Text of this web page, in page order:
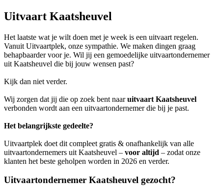
Uitvaart Kaatsheuvel
Het laatste wat je wilt doen met je week is een uitvaart regelen.
Vanuit Uitvaartplek, onze sympathie. We maken dingen graag
behapbaarder voor je. Wil jij een gemoedelijke uitvaartondernemer
uit Kaatsheuvel die bij jouw wensen past?
Kijk dan niet verder.
Wij zorgen dat jij die op zoek bent naaruitvaart Kaatsheuvel
verbonden wordt aan een uitvaartondernemer die bij je past.
Het belangrijkste gedeelte?
Uitvaartplek doet dit compleet gratis & onafhankelijk van alle
uitvaartondernemers uit Kaatsheuvel – voor altijd – zodat onze
klanten het beste geholpen worden in 2026 en verder.
Uitvaartondernemer Kaatsheuvel gezocht?